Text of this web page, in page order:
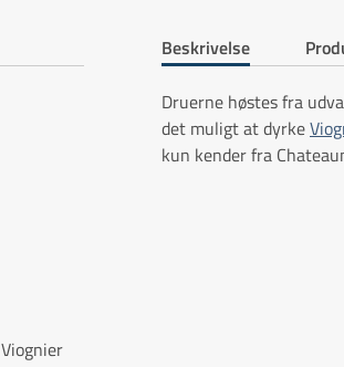
Beskrivelse
Druerne høstes fra
det muligt at dyrke
kun kender fra